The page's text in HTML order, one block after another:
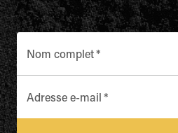
Nom complet*
Adresse e-mail *